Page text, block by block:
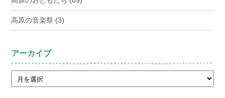
高原の音楽祭 (3)
アーカイブ